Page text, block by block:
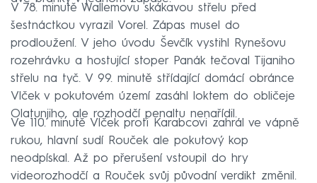
V 78. minutě Wallemovu skákavou střelu před
šestnáctkou vyrazil Vorel. Zápas musel do
prodloužení. V jeho úvodu Ševčík vystihl Rynešovu
rozehrávku a hostující stoper Panák tečoval Tijaniho
střelu na tyč. V 99. minutě střídající domácí obránce
Vlček v pokutovém území zasáhl loktem do obličeje
Olatunjiho, ale rozhodčí penaltu nenařídil.
Ve 110. minutě Vlček proti Karabcovi zahrál ve vápně
rukou, hlavní sudí Rouček ale pokutový kop
neodpískal. Až po přerušení vstoupil do hry
videorozhodčí a Rouček svůj původní verdikt změnil.